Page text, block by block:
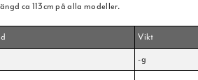
ca 113cm på alla modeller.
Vikt
-g